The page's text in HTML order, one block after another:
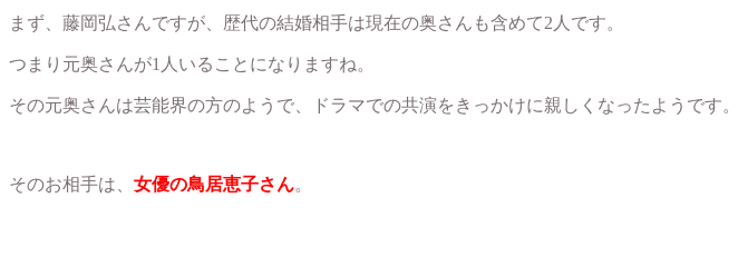
まず、藤岡弘さんですが、歴代の結婚相手は現在の奥さんも含めて2人です。
つまり元奥さんが1人いることになりますね。
その元奥さんは芸能界の方のようで、ドラマでの共演をきっかけに親しくなったようです。
そのお相手は、 女優の鳥居恵子さん。